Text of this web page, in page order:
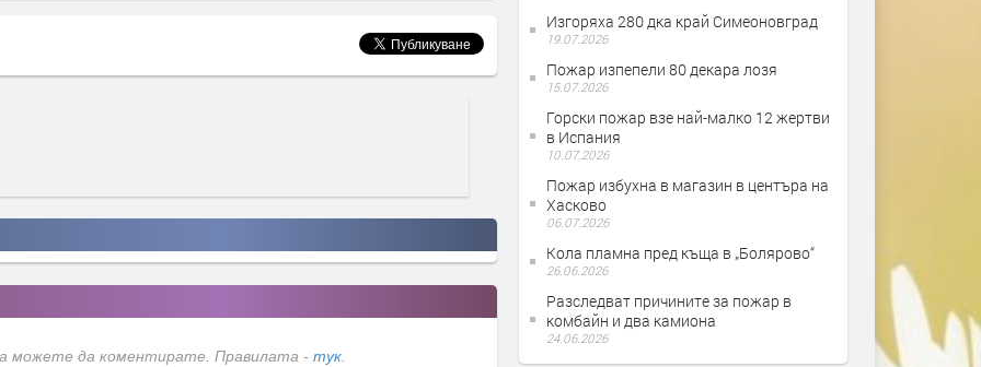
можете да коментирате. Правилата - тук.
Изгоряха 280 дка край Симеоновград
19.07.2026
Пожар изпепели 80 декара лозя
15.07.2026
Горски пожар взе най-малко 12 жертви
в Испания
10.07.2026
Пожар избухна в магазин в центъра на
Хасково
06.07.2026
Кола пламна пред къща в „Болярово“
26.06.2026
Разследват причините за пожар в
комбайн и два камиона
24.06.2026